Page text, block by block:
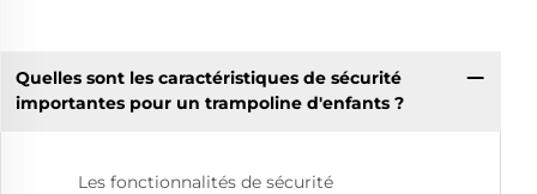
Quelles sont les caractéristiques de sécurité
importantes pour un trampoline d'enfants ?
Les fonctionnalités de sécurité